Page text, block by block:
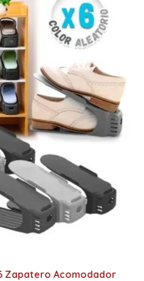
Zapatero Acomodador